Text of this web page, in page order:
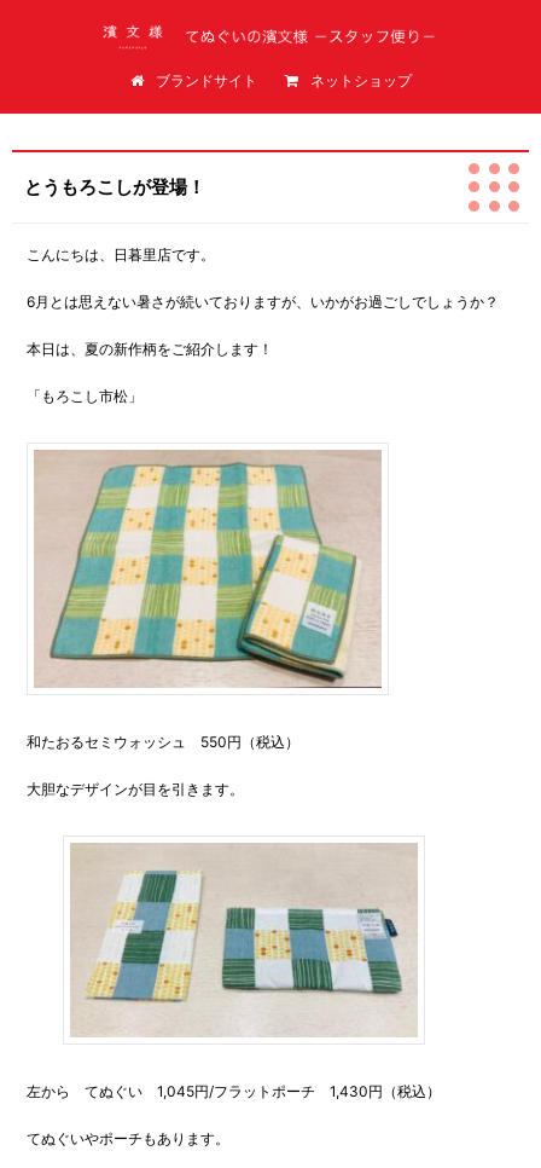
ブランドサイト ネットショップ
とうもろこしが登場！
こんにちは、日暮里店です。
6月とは思えない暑さが続いておりますが、いかがお過ごしでしょうか？
本日は、夏の新作柄をご紹介します！
「もろこし市松」
和たおるセミウォッシュ 550円（税込）
大胆なデザインが目を引きます。
左から てぬぐい 1,045円/フラットポーチ 1,430円（税込）
てぬぐいやポーチもあります。